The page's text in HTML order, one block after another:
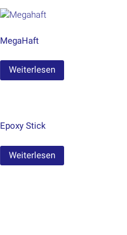
MegaHaft
Weiterlesen
Epoxy Stick
Weiterlesen